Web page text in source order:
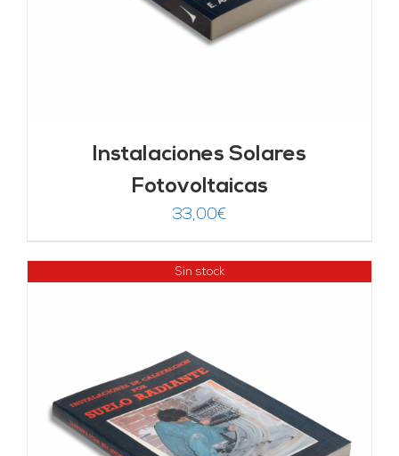
Instalaciones Solares
Fotovoltaicas
33,00€
Sin stock